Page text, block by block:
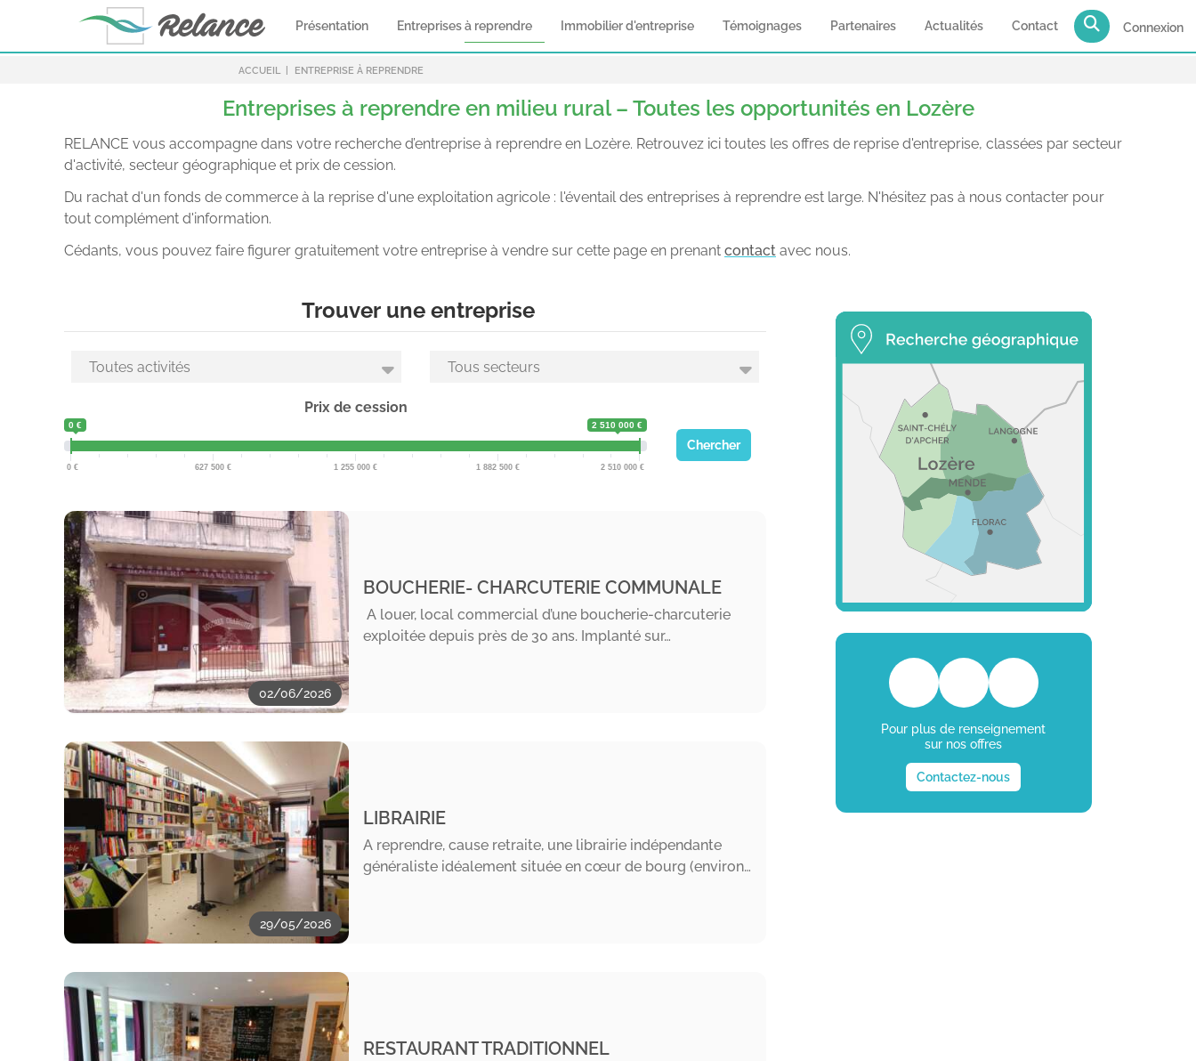
Présentation Entreprises à reprendre Immobilier d'entreprise Témoignages Partenaires Actualités Contact Connexion
ACCUEIL ENTREPRISE À REPRENDRE
Entreprises à reprendre en milieu rural – Toutes les opportunités en Lozère
RELANCE vous accompagne dans votre recherche d’entreprise à reprendre en Lozère. Retrouvez ici toutes les offres de reprise d'entreprise, classées par secteur
d'activité, secteur géographique et prix de cession.
Du rachat d'un fonds de commerce à la reprise d'une exploitation agricole : l'éventail des entreprises à reprendre est large. N'hésitez pas à nous contacter pour
tout complément d'information.
Cédants, vous pouvez faire figurer gratuitement votre entreprise à vendre sur cette page en prenant contact avec nous.
Trouver une entreprise
Prix de cession
0 € 2 510 000 €
0 627 500 1 255 000 1 882 500 2 510 000
Chercher
02/06/2026
BOUCHERIE- CHARCUTERIE COMMUNALE
A louer, local commercial d’une boucherie-charcuterie
exploitée depuis près de 30 ans. Implanté sur…
29/05/2026
LIBRAIRIE
A reprendre, cause retraite, une librairie indépendante
généraliste idéalement située en cœur de bourg (environ…
RESTAURANT TRADITIONNEL
Pour plus de renseignement
sur nos offres
Contactez-nous